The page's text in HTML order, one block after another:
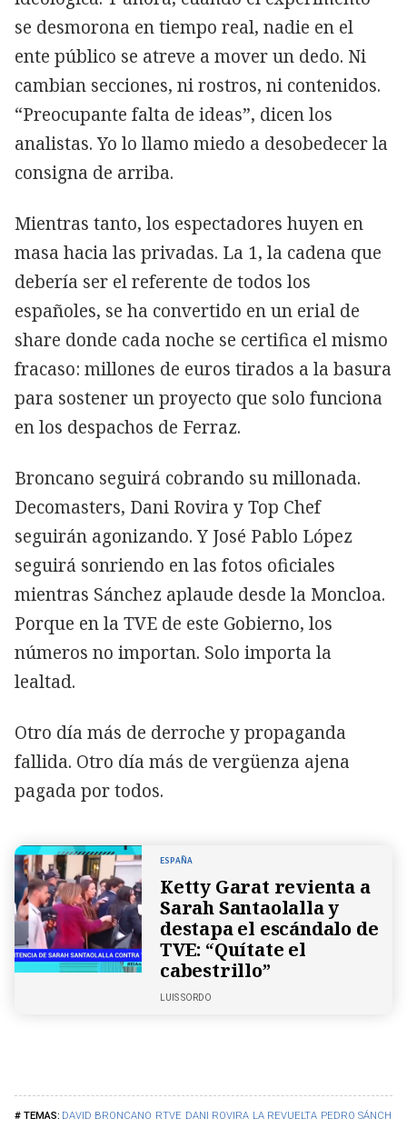
DAVID BRONCANO RTVE DANI ROVIRA LA REVUELTA PEDRO SÁNCHEZ
se desmorona en tiempo real, nadie en el
ente público se atreve a mover un dedo. Ni
cambian secciones, ni rostros, ni contenidos.
“Preocupante falta de ideas”, dicen los
analistas. Yo lo llamo miedo a desobedecer la
consigna de arriba.
Mientras tanto, los espectadores huyen en
masa hacia las privadas. La 1, la cadena que
debería ser el referente de todos los
españoles, se ha convertido en un erial de
share donde cada noche se certifica el mismo
fracaso: millones de euros tirados a la basura
para sostener un proyecto que solo funciona
en los despachos de Ferraz.
Broncano seguirá cobrando su millonada.
Decomasters, Dani Rovira y Top Chef
seguirán agonizando. Y José Pablo López
seguirá sonriendo en las fotos oficiales
mientras Sánchez aplaude desde la Moncloa.
Porque en la TVE de este Gobierno, los
números no importan. Solo importa la
lealtad.
Otro día más de derroche y propaganda
fallida. Otro día más de vergüenza ajena
pagada por todos.
ESPAÑA
Ketty Garat revienta a
Sarah Santaolalla y
destapa el escándalo de
TVE: “Quítate el
cabestrillo”
LUIS SORDO